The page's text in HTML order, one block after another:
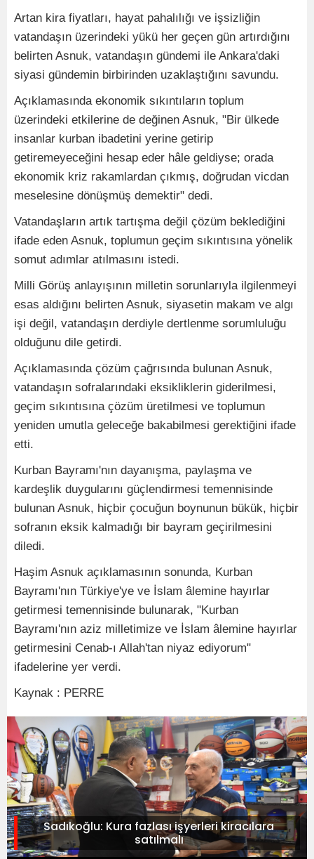
Artan kira fiyatları, hayat pahalılığı ve işsizliğin
vatandaşın üzerindeki yükü her geçen gün artırdığını
belirten Asnuk, vatandaşın gündemi ile Ankara'daki
siyasi gündemin birbirinden uzaklaştığını savundu.
Açıklamasında ekonomik sıkıntıların toplum
üzerindeki etkilerine de değinen Asnuk, "Bir ülkede
insanlar kurban ibadetini yerine getirip
getiremeyeceğini hesap eder hâle geldiyse; orada
ekonomik kriz rakamlardan çıkmış, doğrudan vicdan
meselesine dönüşmüş demektir" dedi.
Vatandaşların artık tartışma değil çözüm beklediğini
ifade eden Asnuk, toplumun geçim sıkıntısına yönelik
somut adımlar atılmasını istedi.
Milli Görüş anlayışının milletin sorunlarıyla ilgilenmeyi
esas aldığını belirten Asnuk, siyasetin makam ve algı
işi değil, vatandaşın derdiyle dertlenme sorumluluğu
olduğunu dile getirdi.
Açıklamasında çözüm çağrısında bulunan Asnuk,
vatandaşın sofralarındaki eksikliklerin giderilmesi,
geçim sıkıntısına çözüm üretilmesi ve toplumun
yeniden umutla geleceğe bakabilmesi gerektiğini ifade
etti.
Kurban Bayramı'nın dayanışma, paylaşma ve
kardeşlik duygularını güçlendirmesi temennisinde
bulunan Asnuk, hiçbir çocuğun boynunun bükük, hiçbir
sofranın eksik kalmadığı bir bayram geçirilmesini
diledi.
Haşim Asnuk açıklamasının sonunda, Kurban
Bayramı'nın Türkiye'ye ve İslam âlemine hayırlar
getirmesi temennisinde bulunarak, "Kurban
Bayramı'nın aziz milletimize ve İslam âlemine hayırlar
getirmesini Cenab-ı Allah'tan niyaz ediyorum"
ifadelerine yer verdi.
Kaynak : PERRE
Sadıkoğlu: Kura fazlası işyerleri kiracılara
satılmalı